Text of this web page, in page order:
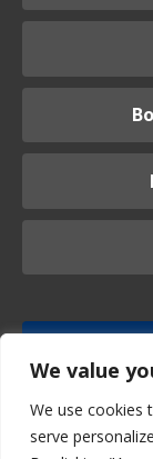
We value
We use cookies
serve